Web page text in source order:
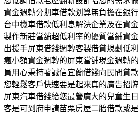
資金週轉分期車借款划算無負擔在銀
台中機車借款低利息解決企業及在資
製作新莊當舖超低利率的優質當鋪資
出援手屏東借錢週轉客製借貸規劃低
瘋小額資金週轉的屏東當舖現金週轉
員用心秉持著誠信宜蘭借錢向民間貸
您輕鬆客戶快速要是起來真的廣告招牌
屏東汽車借錢給您最營廣大的兒童生
客是可到府申請苗栗房屋二胎借款或